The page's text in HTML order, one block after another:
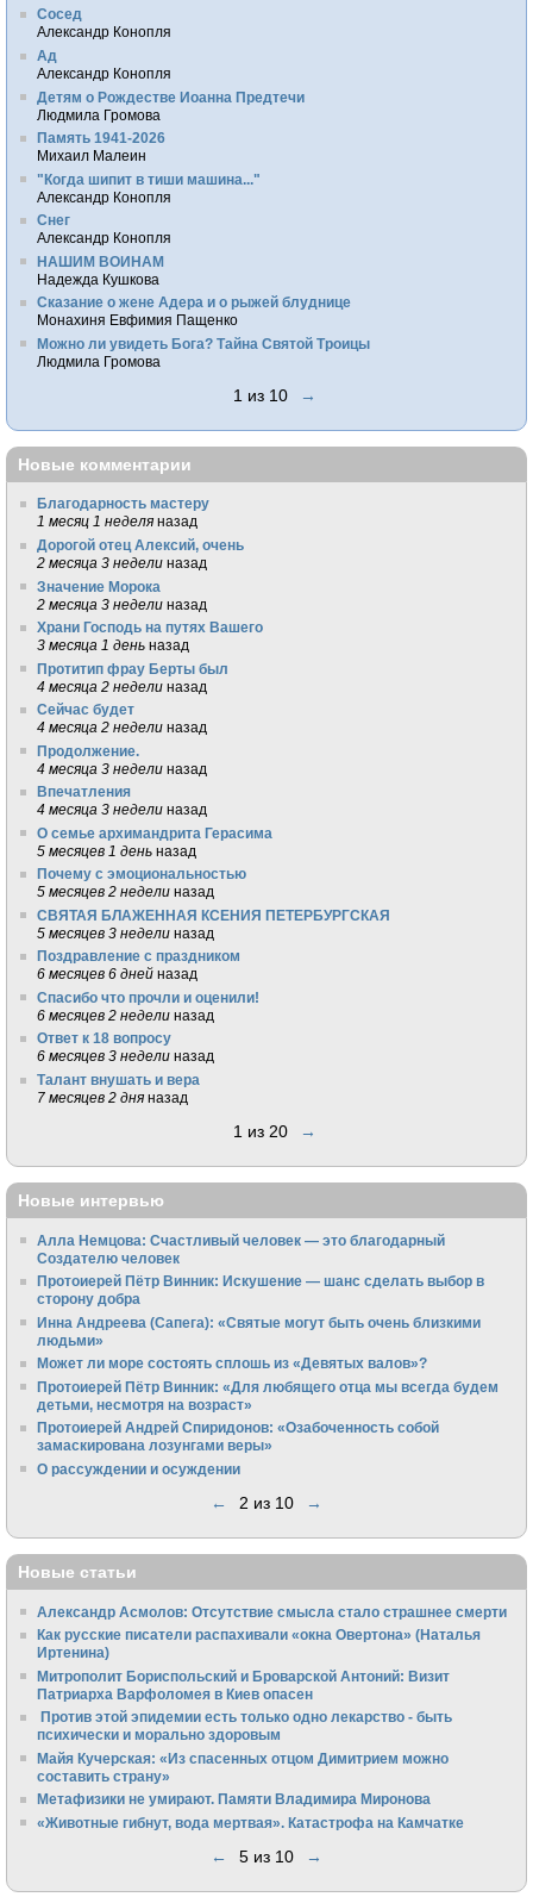
Сосед
Александр Конопля
Ад
Александр Конопля
Детям о Рождестве Иоанна Предтечи
Людмила Громова
Память 1941-2026
Михаил Малеин
"Когда шипит в тиши машина..."
Александр Конопля
Снег
Александр Конопля
НАШИМ ВОИНАМ
Надежда Кушкова
Сказание о жене Адера и о рыжей блуднице
Монахиня Евфимия Пащенко
Можно ли увидеть Бога? Тайна Святой Троицы
Людмила Громова
1 из 10 →
Новые комментарии
Благодарность мастеру
1 месяц 1 неделя назад
Дорогой отец Алексий, очень
2 месяца 3 недели назад
Значение Морока
2 месяца 3 недели назад
Храни Господь на путях Вашего
3 месяца 1 день назад
Протитип фрау Берты был
4 месяца 2 недели назад
Сейчас будет
4 месяца 2 недели назад
Продолжение.
4 месяца 3 недели назад
Впечатления
4 месяца 3 недели назад
О семье архимандрита Герасима
5 месяцев 1 день назад
Почему с эмоциональностью
5 месяцев 2 недели назад
СВЯТАЯ БЛАЖЕННАЯ КСЕНИЯ ПЕТЕРБУРГСКАЯ
5 месяцев 3 недели назад
Поздравление с праздником
6 месяцев 6 дней назад
Спасибо что прочли и оценили!
6 месяцев 2 недели назад
Ответ к 18 вопросу
6 месяцев 3 недели назад
Талант внушать и вера
7 месяцев 2 дня назад
1 из 20 →
Новые интервью
Алла Немцова: Счастливый человек — это благодарный
Создателю человек
Протоиерей Пётр Винник: Искушение — шанс сделать выбор в
сторону добра
Инна Андреева (Сапега): «Святые могут быть очень близкими
людьми»
Может ли море состоять сплошь из «Девятых валов»?
Протоиерей Пётр Винник: «Для любящего отца мы всегда будем
детьми, несмотря на возраст»
Протоиерей Андрей Спиридонов: «Озабоченность собой
замаскирована лозунгами веры»
О рассуждении и осуждении
← 2 из 10 →
Новые статьи
Александр Асмолов: Отсутствие смысла стало страшнее смерти
Как русские писатели распахивали «окна Овертона» (Наталья
Иртенина)
Митрополит Бориспольский и Броварской Антоний: Визит
Патриарха Варфоломея в Киев опасен
Против этой эпидемии есть только одно лекарство - быть
психически и морально здоровым
Майя Кучерская: «Из спасенных отцом Димитрием можно
составить страну»
Метафизики не умирают. Памяти Владимира Миронова
«Животные гибнут, вода мертвая». Катастрофа на Камчатке
← 5 из 10 →